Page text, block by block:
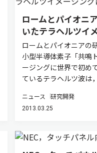
ロームとパイオニ
いたテラヘルツイ
ロームとパイオニアの
小型半導体素子「共鳴
ージングに世界で初め
ているテラヘルツ波は
ニュース 研究開発
2013.03.25